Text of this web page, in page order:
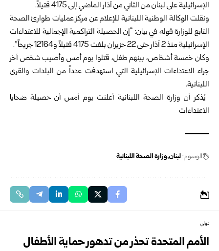
الإسرائيلية على لبنان من الثاني من آذار الماضي إلى 4175 قتيلاً.
ونقلت الوكالة الوطنية اللبنانية للإعلام عن مركز عمليات طوارئ الصحة
التابع للوزارة قوله في بيان: “إن الحصيلة التراكمية الإجمالية للاعتداءات
الإسرائيلية منذ 2 آذار حتى 22 حزيران بلغت 4175 قتيلاً و12164 جريحاً”.
وكان خمسة أشخاص، بينهم طفل، قتلوا يوم أمس وأصيب شخص آخر
جراء الاعتداءات الإسرائيلية التي استهدفت عدداً من البلدات والقرى
اللبنانية.
‎ يُذكر أن وزارة الصحة اللبنانية أعلنت يوم أمس أن حصيلة ضحايا
الاعتداءات
الوسوم:لبنان وزارة الصحة اللبنانية
دولي
الأمم المتحدة تحذر من تدهور حماية الأطفال